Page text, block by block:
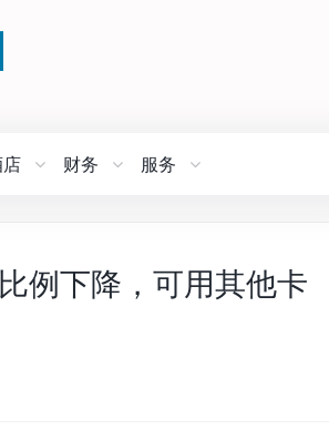
财务 服务
例下降，可用其他卡